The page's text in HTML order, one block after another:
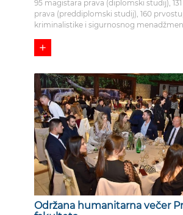
95 magistara prava (diplomski studij),
prava (preddiplomski studij), 160
kriminalistike i sigurnosnog
add
Održana humanitarna večer